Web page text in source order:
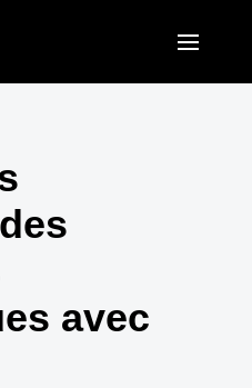
States (English)
(Português)
Kingdom (English)
(Français)
(Deutsch)
PACIFIC
(English)
(English)avec